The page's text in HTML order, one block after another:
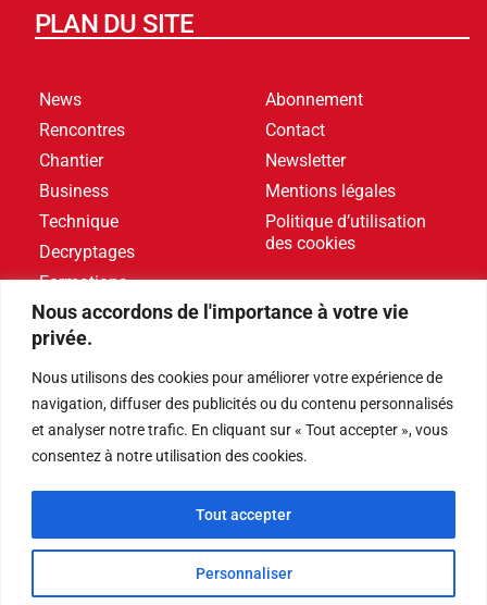
Nous accordons de l'importance à votre vie
privée.
Nous utilisons des cookies pour améliorer votre expérience de
navigation, diffuser des publicités ou du contenu personnalisés
et analyser notre trafic. En cliquant sur « Tout accepter », vous
consentez à notre utilisation des cookies.
Personnaliser
Tout accepter
PLAN DU SITE
News
Rencontres
Chantier
Business
Technique
Decryptages
Formations
Livres blancs
Abonnement
Contact
Newsletter
Mentions légales
Politique d’utilisation
des cookies
DERNIERS ARTICLES
Événements,Produits
ses pompes à chaleur Poolex MegaLine Fi
Produits
ABRIBLUE lance SELFEEX, une fixation automatique